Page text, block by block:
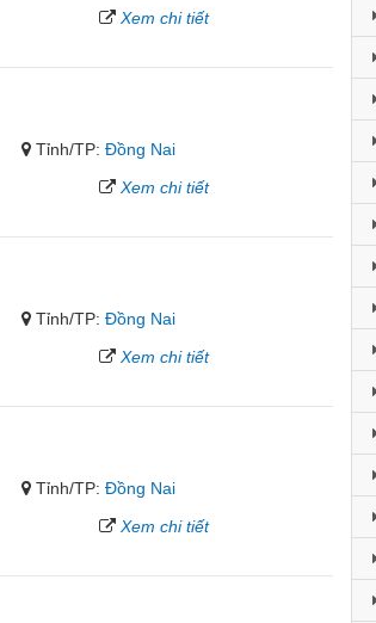
Xem chi tiết
Tỉnh/TP:Đồng Nai
Xem chi tiết
Tỉnh/TP:Đồng Nai
Xem chi tiết
Tỉnh/TP:Đồng Nai
Xem chi tiết